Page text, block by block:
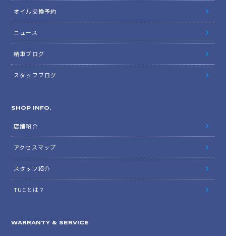
オイル交換予約
ニュース
納車ブログ
スタッフブログ
SHOP INFO.
店舗紹介
アクセスマップ
スタッフ紹介
TUCとは？
WARRANTY & SERVICE